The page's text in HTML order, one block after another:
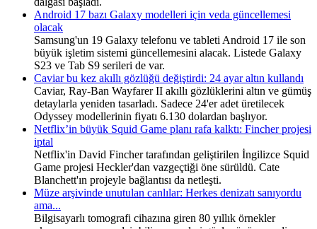
Android 17 bazı Galaxy modelleri için veda güncellemesi
olacak
Samsung'un 19 Galaxy telefonu ve tableti Android 17 ile son
büyük işletim sistemi güncellemesini alacak. Listede Galaxy
S23 ve Tab S9 serileri de var.
Caviar bu kez akıllı gözlüğü değiştirdi: 24 ayar altın kullandı
Caviar, Ray-Ban Wayfarer II akıllı gözlüklerini altın ve gümüş
detaylarla yeniden tasarladı. Sadece 24'er adet üretilecek
Odyssey modellerinin fiyatı 6.130 dolardan başlıyor.
Netflix’in büyük Squid Game planı rafa kalktı: Fincher projesi
iptal
Netflix'in David Fincher tarafından geliştirilen İngilizce Squid
Game projesi Heckler'dan vazgeçtiği öne sürüldü. Cate
Blanchett'ın projeyle bağlantısı da netleşti.
Müze arşivinde unutulan canlılar: Herkes denizatı sanıyordu
ama...
Bilgisayarlı tomografi cihazına giren 80 yıllık örnekler